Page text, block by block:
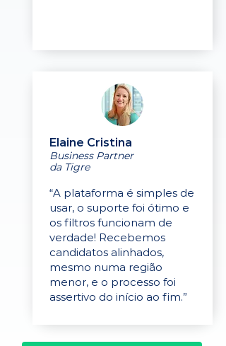
Elaine Cristina
Business Partner
da Tigre
“A plataforma é simples de
usar, o suporte foi ótimo e
os filtros funcionam de
verdade! Recebemos
candidatos alinhados,
mesmo numa região
menor, e o processo foi
assertivo do início ao fim.”